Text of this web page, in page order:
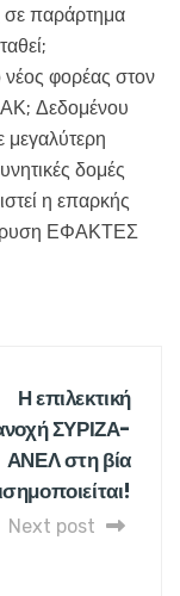
σε παράρτημα
νέος φορέας στον
Δεδομένου
μεγαλύτερη
δομές
η επαρκής
ΕΦΑΚΤΕΣ
Η επιλεκτική
ΣΥΡΙΖΑ-
ΑΝΕΛ στη βία
Next post